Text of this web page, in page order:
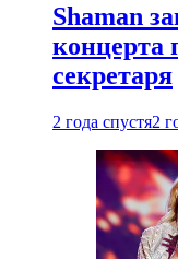
Shaman
концерта
секретаря
2 года спустя2